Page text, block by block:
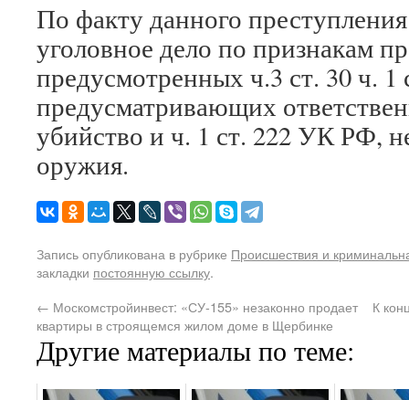
По факту данного
уголовное дело по признакам
предусмотренных ч.3 ст. 30 ч.
предусматривающих
убийство и ч. 1 ст. 222 УК РФ,
оружия.
Запись опубликована в рубрике Происшествия и
закладки постоянную ссылку.
← Москомстройинвест: «СУ-155» незаконно продает
квартиры в строящемся жилом доме в Щербинке
К
Другие материалы по теме: